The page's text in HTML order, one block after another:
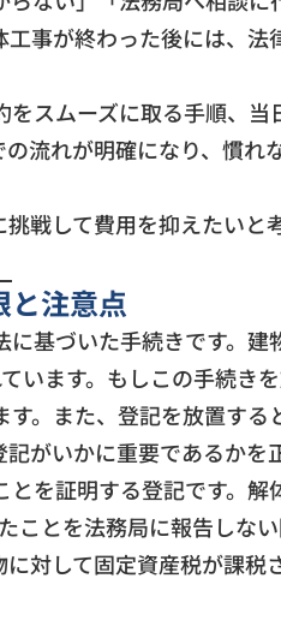
事が終わった後には、
スムーズに取る手順、
流れが明確になり、慣れ
戦して費用を抑えたいと
と注意点
基づいた手続きです。建
います。もしこの手続き
。また、登記を放置する
がいかに重要であるかを
を証明する登記です。
ことを法務局に報告しな
対して固定資産税が課税